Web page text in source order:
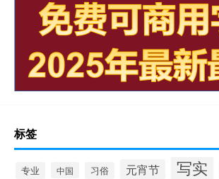
标签
专业 中国 习俗 元宵节 写实